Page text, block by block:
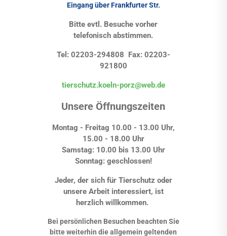
Eingang über Frankfurter Str.
Bitte evtl. Besuche vorher
telefonisch abstimmen.
Tel: 02203-294808 Fax: 02203-
921800
tierschutz.koeln-porz@web.de
Unsere Öffnungszeiten
Montag - Freitag 10.00 - 13.00 Uhr,
15.00 - 18.00 Uhr
Samstag: 10.00 bis 13.00 Uhr
Sonntag: geschlossen!
Jeder, der sich für Tierschutz oder
unsere Arbeit interessiert, ist
herzlich willkommen.
Bei persönlichen Besuchen beachten Sie
bitte weiterhin die allgemein geltenden